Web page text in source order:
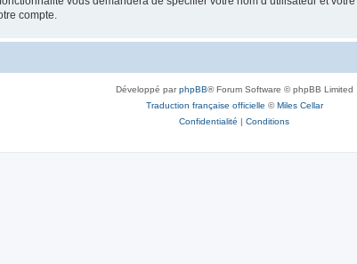
compte.
Développé parphpBB® Forum Software © phpBB Limited
Traduction française officielle ©Miles Cellar
Confidentialité | Conditions